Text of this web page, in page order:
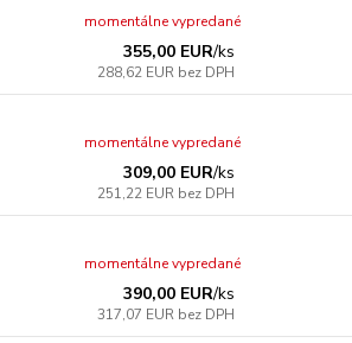
355,00 EUR/ks
288,62 EUR bez DPH
momentálne vypredané
309,00 EUR/ks
251,22 EUR bez DPH
momentálne vypredané
390,00 EUR/ks
317,07 EUR bez DPH
momentálne vypredané